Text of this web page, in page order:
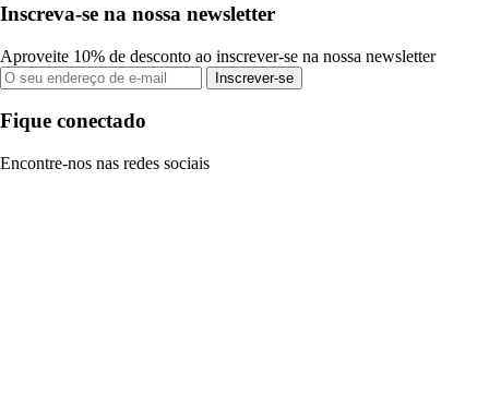
Inscreva-se na nossa newsletter
Aproveite 10% de desconto ao inscrever-se na nossa newsletter
Inscrever-se
Fique conectado
Encontre-nos nas redes sociais